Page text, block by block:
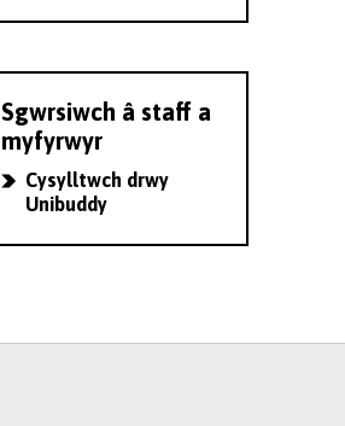
Sgwrsiwch â staff a
myfyrwyr
Cysylltwch drwy
Unibuddy